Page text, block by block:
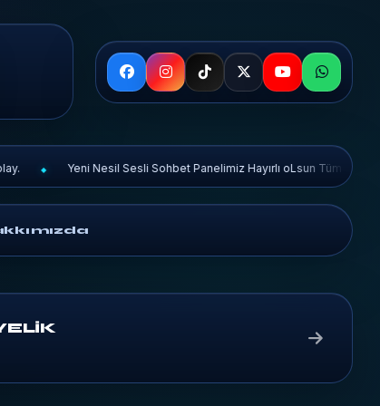
Nesil Sesli Sohbet Panelimiz Hayırlı oLsun Tüm Kullanıcılarımıza.